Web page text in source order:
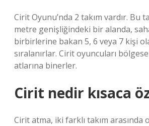
Cirit Oyunu’nda 2 takım vardır. Bu
metre genişliğindeki bir alanda,
birbirlerine bakan 5, 6 veya 7 kişi
sıralanırlar. Cirit oyuncuları
atlarına binerler.
Cirit nedir kısaca
Cirit atma, iki farklı takım arasında